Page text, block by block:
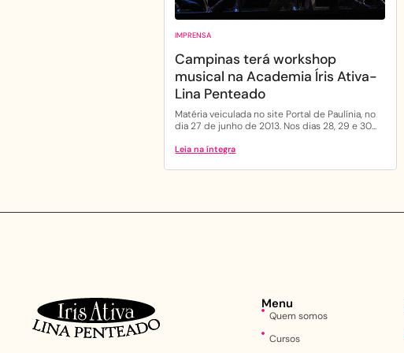
IMPRENSA
Campinas terá workshop
musical na Academia Íris Ativa-
Lina Penteado
Matéria veiculada no site Portal de Paulínia, no
dia 27 de junho de 2013. Nos dias 28, 29 e 30...
Leia na íntegra
Menu
Quem somos
Cursos